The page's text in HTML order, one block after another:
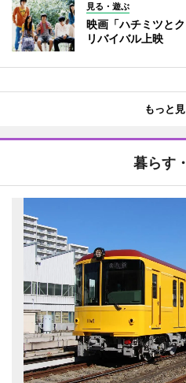
見る・遊ぶ
映画「ハチミツと
リバイバル上映
もっと
暮らす